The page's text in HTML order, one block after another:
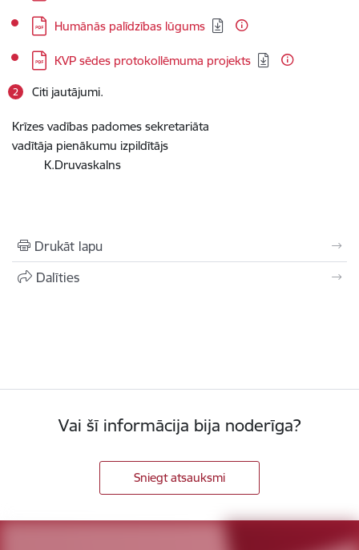
Lejupielādēt:
Humānās palīdzības lūgums
Lejupielādēt:
KVP sēdes protokollēmuma projekts
Citi jautājumi.
Krīzes vadības padomes sekretariāta
vadītāja pienākumu izpildītājs
K.Druvaskalns
Drukāt lapu
Dalīties
Vai šī informācija bija noderīga?
Sniegt atsauksmi